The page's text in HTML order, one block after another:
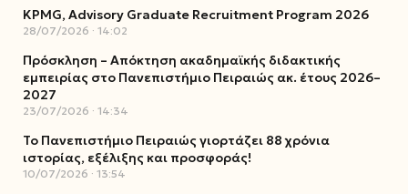
KPMG, Advisory Graduate Recruitment Program 2026
28/07/2026 14:02
Πρόσκληση – Απόκτηση ακαδημαϊκής διδακτικής
εμπειρίας στο Πανεπιστήμιο Πειραιώς ακ. έτους 2026–
2027
23/07/2026 14:34
Το Πανεπιστήμιο Πειραιώς γιορτάζει 88 χρόνια
ιστορίας, εξέλιξης και προσφοράς!
10/07/2026 13:54